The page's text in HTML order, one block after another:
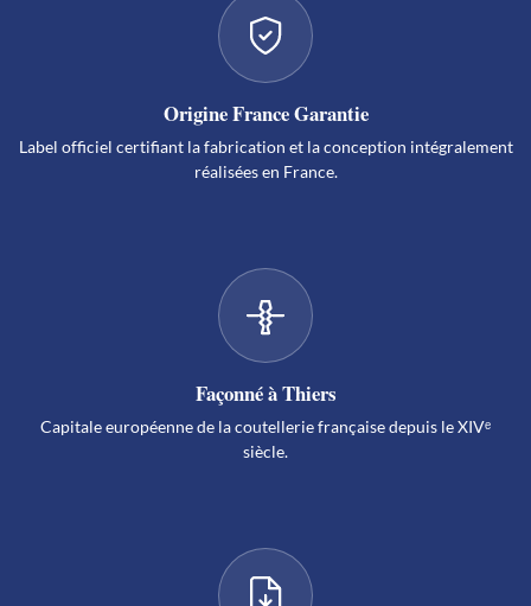
Origine France Garantie
Label officiel certifiant la fabrication et la conception intégralement
réalisées en France.
Façonné à Thiers
Capitale européenne de la coutellerie française depuis le XIVᵉ
siècle.